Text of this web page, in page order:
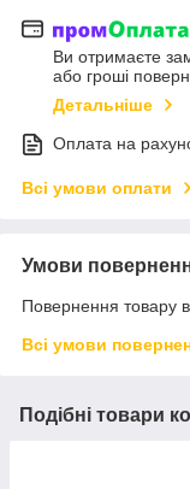
Ви отримаєте
або гроші
Детальніше
Оплата на
Всі умови оплати
Умови
Повернення товару
Всі умови
Подібні товари